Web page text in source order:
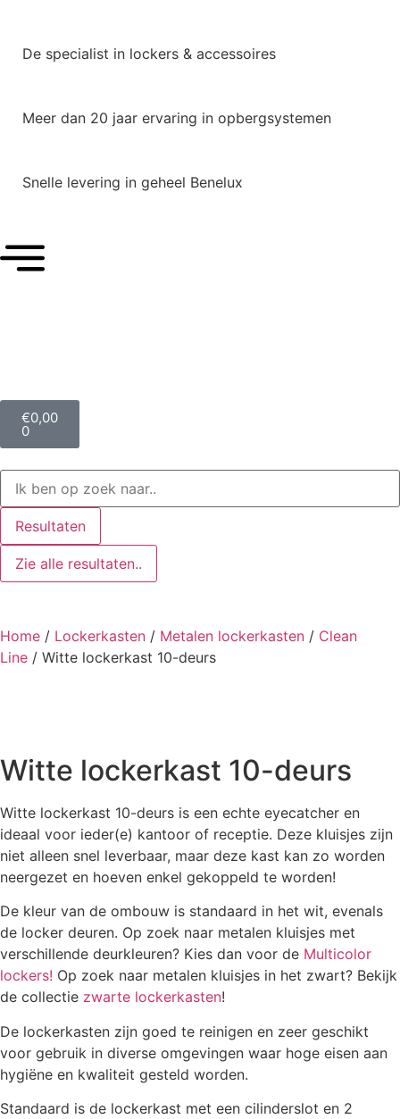
De specialist in lockers & accessoires
Meer dan 20 jaar ervaring in opbergsystemen
Snelle levering in geheel Benelux
€0,00
0
Resultaten
Zie alle resultaten..
Home / Lockerkasten / Metalen lockerkasten / Clean
Line / Witte lockerkast 10-deurs
Witte lockerkast 10-deurs
Witte lockerkast 10-deurs is een echte eyecatcher en
ideaal voor ieder(e) kantoor of receptie. Deze kluisjes zijn
niet alleen snel leverbaar, maar deze kast kan zo worden
neergezet en hoeven enkel gekoppeld te worden!
De kleur van de ombouw is standaard in het wit, evenals
de locker deuren. Op zoek naar metalen kluisjes met
verschillende deurkleuren? Kies dan voor de Multicolor
lockers! Op zoek naar metalen kluisjes in het zwart? Bekijk
de collectie zwarte lockerkasten!
De lockerkasten zijn goed te reinigen en zeer geschikt
voor gebruik in diverse omgevingen waar hoge eisen aan
hygiëne en kwaliteit gesteld worden.
Standaard is de lockerkast met een cilinderslot en 2